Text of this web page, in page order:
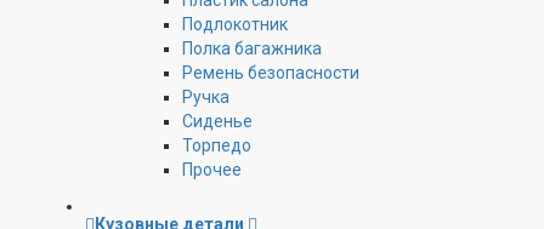
Подлокотник
Полка багажника
Ремень безопасности
Ручка
Сиденье
Торпедо
Прочее
Кузовные детали